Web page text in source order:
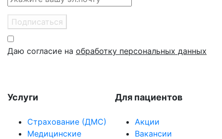
Подписаться
Даю согласие на обработку персональных данных
Услуги
Страхование (ДМС)
Медицинские
Для пациентов
Акции
Вакансии